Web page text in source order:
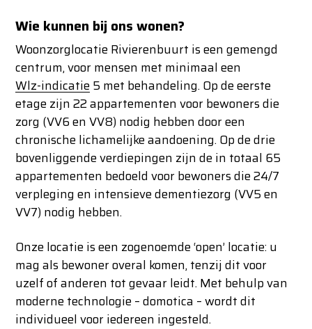
Wie kunnen bij ons wonen?
Woonzorglocatie Rivierenbuurt is een gemengd
centrum, voor mensen met minimaal een
Wlz-indicatie 5 met behandeling. Op de eerste
etage zijn 22 appartementen voor bewoners die
zorg (VV6 en VV8) nodig hebben door een
chronische lichamelijke aandoening. Op de drie
bovenliggende verdiepingen zijn de in totaal 65
appartementen bedoeld voor bewoners die 24/7
verpleging en intensieve dementiezorg (VV5 en
VV7) nodig hebben.
Onze locatie is een zogenoemde ‘open’ locatie: u
mag als bewoner overal komen, tenzij dit voor
uzelf of anderen tot gevaar leidt. Met behulp van
moderne technologie – domotica – wordt dit
individueel voor iedereen ingesteld.